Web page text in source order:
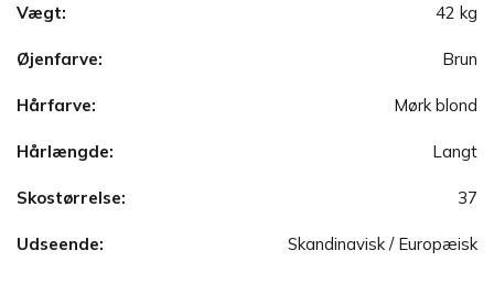
Vægt: 42 kg
Øjenfarve: Brun
Hårfarve: Mørk blond
Hårlængde: Langt
Skostørrelse: 37
Udseende: Skandinavisk / Europæisk